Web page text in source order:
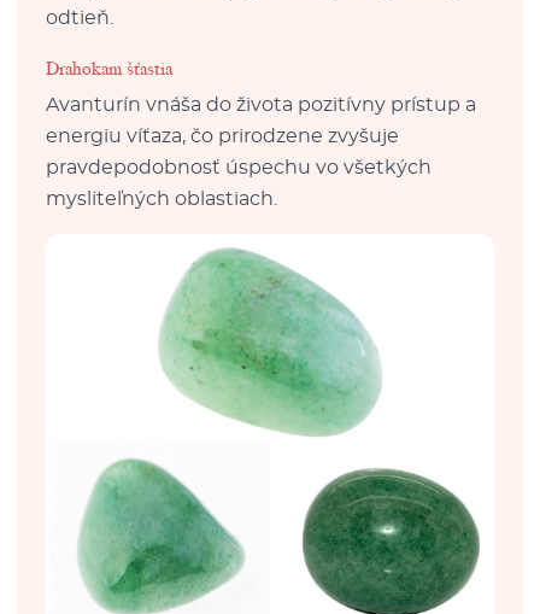
odtieň.
Drahokam šťastia
Avanturín vnáša do života pozitívny prístup a
energiu víťaza, čo prirodzene zvyšuje
pravdepodobnosť úspechu vo všetkých
mysliteľných oblastiach.